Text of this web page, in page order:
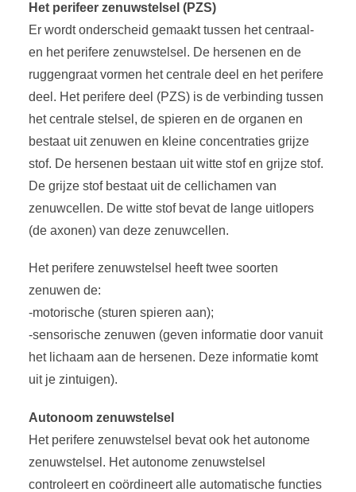
Het perifeer zenuwstelsel (PZS)
Er wordt onderscheid gemaakt tussen het centraal-
en het perifere zenuwstelsel. De hersenen en de
ruggengraat vormen het centrale deel en het perifere
deel. Het perifere deel (PZS) is de verbinding tussen
het centrale stelsel, de spieren en de organen en
bestaat uit zenuwen en kleine concentraties grijze
stof. De hersenen bestaan uit witte stof en grijze stof.
De grijze stof bestaat uit de cellichamen van
zenuwcellen. De witte stof bevat de lange uitlopers
(de axonen) van deze zenuwcellen.
Het perifere zenuwstelsel heeft twee soorten
zenuwen de:
-motorische (sturen spieren aan);
-sensorische zenuwen (geven informatie door vanuit
het lichaam aan de hersenen. Deze informatie komt
uit je zintuigen).
Autonoom zenuwstelsel
Het perifere zenuwstelsel bevat ook het autonome
zenuwstelsel. Het autonome zenuwstelsel
controleert en coördineert alle automatische functies